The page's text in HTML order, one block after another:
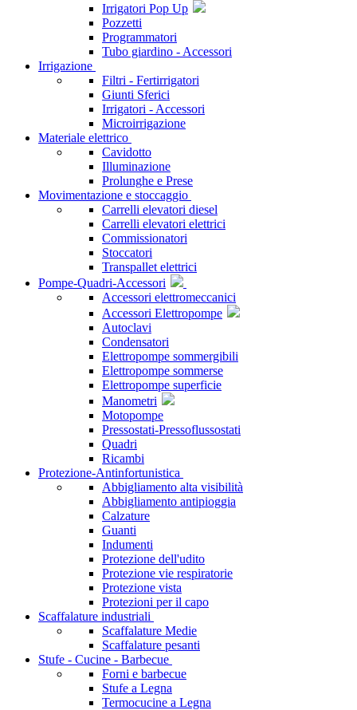
Irrigatori Pop Up
Pozzetti
Programmatori
Tubo giardino - Accessori
Irrigazione
Filtri - Fertirrigatori
Giunti Sferici
Irrigatori - Accessori
Microirrigazione
Materiale elettrico
Cavidotto
Illuminazione
Prolunghe e Prese
Movimentazione e stoccaggio
Carrelli elevatori diesel
Carrelli elevatori elettrici
Commissionatori
Stoccatori
Transpallet elettrici
Pompe-Quadri-Accessori
Accessori elettromeccanici
Accessori Elettropompe
Autoclavi
Condensatori
Elettropompe sommergibili
Elettropompe sommerse
Elettropompe superficie
Manometri
Motopompe
Pressostati-Pressoflussostati
Quadri
Ricambi
Protezione-Antinfortunistica
Abbigliamento alta visibilità
Abbigliamento antipioggia
Calzature
Guanti
Indumenti
Protezione dell'udito
Protezione vie respiratorie
Protezione vista
Protezioni per il capo
Scaffalature industriali
Scaffalature Medie
Scaffalature pesanti
Stufe - Cucine - Barbecue
Forni e barbecue
Stufe a Legna
Termocucine a Legna